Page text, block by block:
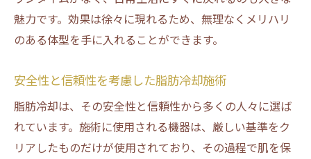
脂肪冷却で得られる具体的なボディライン
変化
各サロンが提供する脂肪冷却メニューの特
色
大阪市の脂肪冷却サロンの比較と選び方
最新技術を用いた脂肪冷却施術の紹介
魅力です。効果は徐々に現れるため、無理なくメリハリ
のある体型を手に入れることができます。
安全性と信頼性を考慮した脂肪冷却施術
脂肪冷却は、その安全性と信頼性から多くの人々に選ば
れています。施術に使用される機器は、厳しい基準をク
リアしたものだけが使用されており、その過程で肌を保